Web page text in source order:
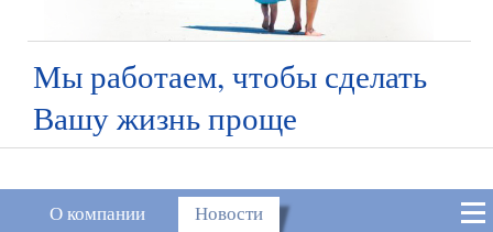
Мы работаем, чтобы сделать
Вашу жизнь проще
О компании Новости